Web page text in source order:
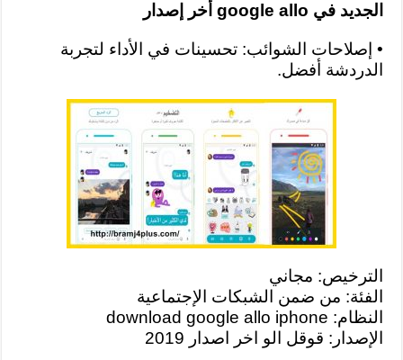
الجديد في google allo أخر إصدار
• إصلاحات الشوائب: تحسينات في الأداء لتجربة
الدردشة أفضل.
الترخيص: مجاني
الفئة: من ضمن الشبكات الإجتماعية
النظام: download google allo iphone
الإصدار: قوقل الو اخر اصدار 2019